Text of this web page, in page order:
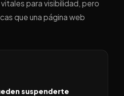
para visibilidad, pero
que una página web
suspenderte